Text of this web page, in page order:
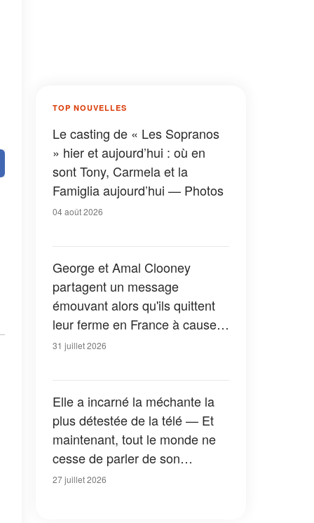
TOP NOUVELLES
Le casting de « Les Sopranos
» hier et aujourd’hui : où en
sont Tony, Carmela et la
Famiglia aujourd’hui — Photos
04 août 2026
George et Amal Clooney
partagent un message
émouvant alors qu'ils quittent
leur ferme en France à cause
des feux de forêt — Tous les
31 juillet 2026
Elle a incarné la méchante la
plus détestée de la télé — Et
maintenant, tout le monde ne
cesse de parler de son
apparition dans la nouvelle
27 juillet 2026